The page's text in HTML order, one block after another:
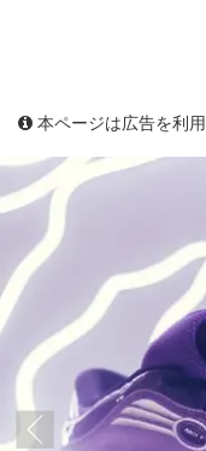
本ページは広告を利